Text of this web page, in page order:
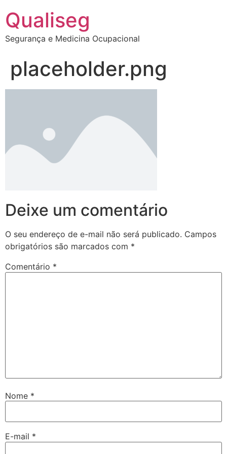
Qualiseg
Segurança e Medicina Ocupacional
placeholder.png
Deixe um comentário
O seu endereço de e-mail não será publicado. Campos
obrigatórios são marcados com *
Comentário *
Nome *
E-mail *